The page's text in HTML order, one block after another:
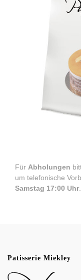
Für Abholungen
um telefonische
Samstag 17:00 Uhr
Patisserie Miekley